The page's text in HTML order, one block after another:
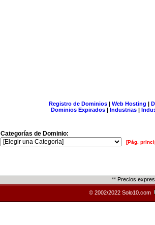
Registro de Dominios| Web Hosting |
Dominios Expirados | Industrias |
Categorías de Dominio:
[Pág.
** Precios
© 2002/2022 Solo10.com